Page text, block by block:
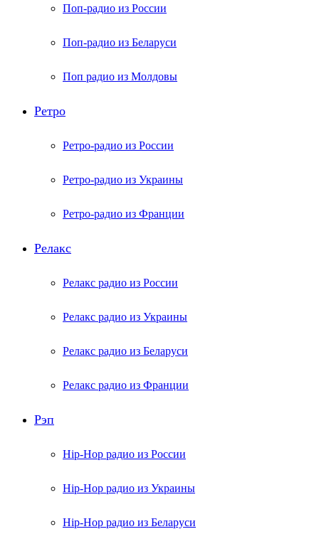
Поп-радио из России
Поп-радио из Беларуси
Поп радио из Молдовы
Ретро
Ретро-радио из России
Ретро-радио из Украины
Ретро-радио из Франции
Релакс
Релакс радио из России
Релакс радио из Украины
Релакс радио из Беларуси
Релакс радио из Франции
Рэп
Hip-Hop радио из России
Hip-Hop радио из Украины
Hip-Hop радио из Беларуси